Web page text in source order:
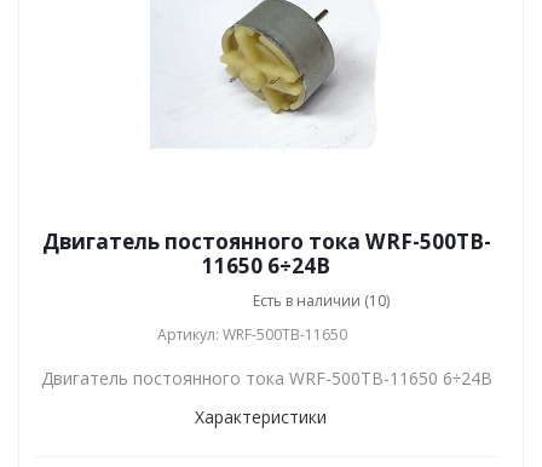
Двигатель постоянного тока WRF-500TB-
11650 6÷24В
Есть в наличии (10)
Артикул: WRF-500TB-11650
Двигатель постоянного тока WRF-500TB-11650 6÷24В
Характеристики